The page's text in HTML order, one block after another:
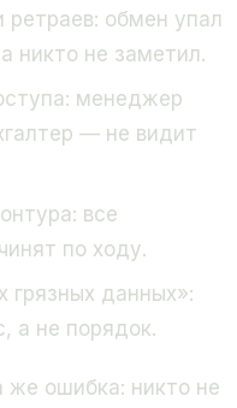
ретраев: обмен упал
никто не заметил.
менеджер
— не видит
все
по ходу.
грязных данных»:
а не порядок.
же ошибка: никто не